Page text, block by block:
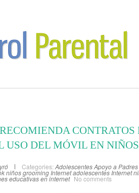
USO DEL MÓVIL EN NIÑOS
Categories: AdolescentesApoyo a Padres
niñosgrooming Internet adolescentes Internet
educativas en internet No comments